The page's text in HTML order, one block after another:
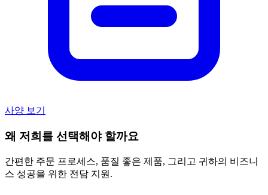
사양 보기
왜 저희를 선택해야 할까요
간편한 주문 프로세스, 품질 좋은 제품, 그리고 귀하의 비즈니
스 성공을 위한 전담 지원.